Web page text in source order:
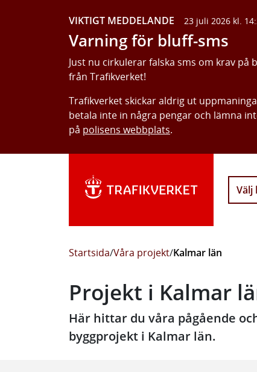
VIKTIGT MEDDELANDE 23 juli 2026 kl.
Varning för bluff-sms
Just nu cirkulerar falska sms om krav
från Trafikverket!
Trafikverket skickar aldrig ut
betala inte in några pengar och lämna
på polisens webbplats.
Välj
Startsida/Våra projekt/Kalmar län
Projekt i Kalmar
Här hittar du våra pågående
byggprojekt i Kalmar län.